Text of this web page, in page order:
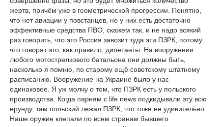
жертв, причём уже в геометрической прогрессии. Понятно,
что нет авиации у повстанцев, но у них есть достаточно
эффективные средства ПВО, скажем так, и не надо всякий
раз говорить, что это Россия завозит туда эти ПЗРК, потому
что говорят это, как правило, дилетанты. На вооружении
любого мотострелкового батальона они должны быть,
насколько я помню, по старому ещё советскому штатному
расписанию. Вооружение на Украине было у нас
одинаковое. Я уж молчу о том, что ПЗРК есть у польского
производства. Когда парням с life news подкидывали эту всю
ерунду, там польский лежал ПЗРК, что тоже не удивительно.
Наше оружие клепали по всем странам бывшего